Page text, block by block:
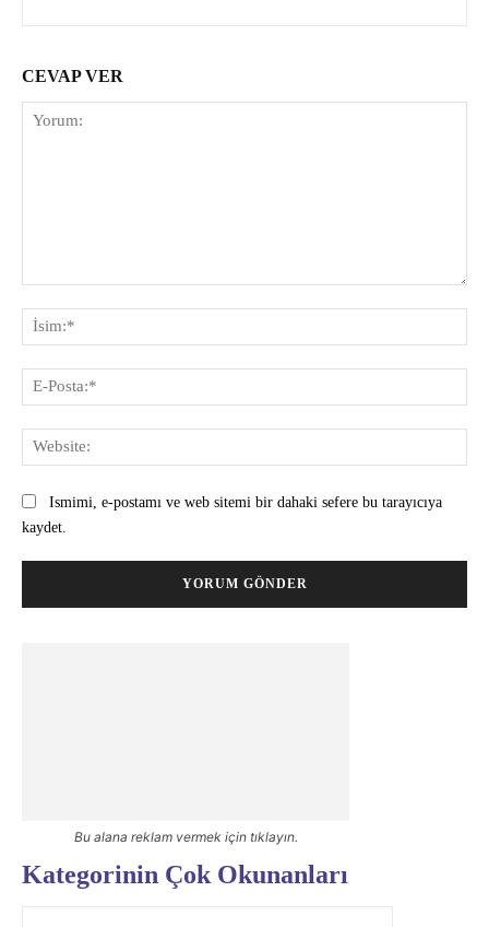
CEVAP VER
Ismimi, e-postamı ve web sitemi bir dahaki sefere bu tarayıcıya
kaydet.
Bu alana reklam vermek için tıklayın.
Kategorinin Çok Okunanları